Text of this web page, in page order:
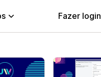
Fazer login